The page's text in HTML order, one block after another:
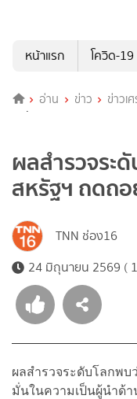
หน้าแรก
โควิด-19
อ่าน ข่าว ข่าวเ
สหรัฐฯ ถดถอย 76%
ผลสำรวจระ
สหรัฐฯ ถดถ
TNN ช่อง16
24 มิถุนายน 2569 (
ผลสำรวจระดับโลกพบ
มั่นในความเป็นผู้นำด้า